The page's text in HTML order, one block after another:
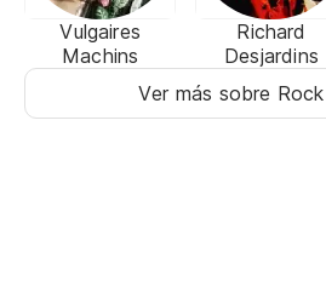
Vulgaires
Machins
Richard
Desjardins
Ver más sobre